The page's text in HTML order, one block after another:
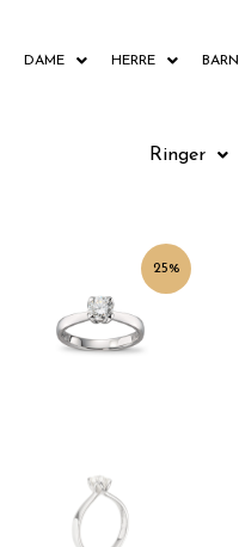
DAME HERRE BARN
Ringer
25%